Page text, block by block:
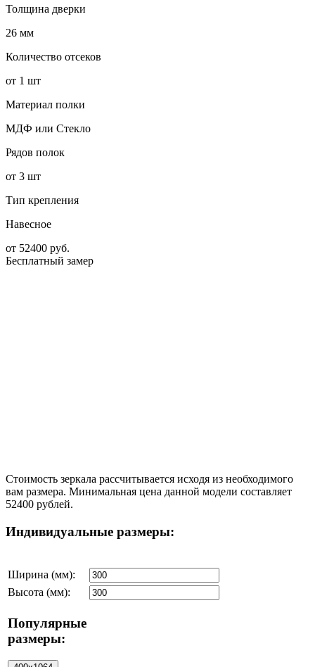
Толщина дверки
26 мм
Количество отсеков
от 1 шт
Материал полки
МДФ или Стекло
Рядов полок
от 3 шт
Тип крепления
Навесное
от 52400 руб.
Бесплатный замер
Стоимость зеркала рассчитывается исходя из необходимого
вам размера. Минимальная цена данной модели составляет
52400 рублей.
Индивидуальные размеры:
Ширина (мм):
Высота (мм):
Популярные
размеры: